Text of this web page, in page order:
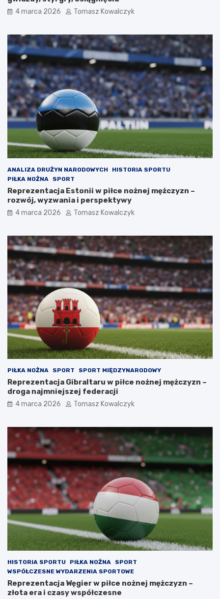
4 marca 2026 Tomasz Kowalczyk
ANALIZA DRUŻYN NARODOWYCH
HISTORIA SPORTU
PIŁKA NOŻNA
SPORT
Reprezentacja Estonii w piłce nożnej mężczyzn –
rozwój, wyzwania i perspektywy
4 marca 2026 Tomasz Kowalczyk
PIŁKA NOŻNA SPORT SPORT MIĘDZYNARODOWY
Reprezentacja Gibraltaru w piłce nożnej mężczyzn –
droga najmniejszej federacji
4 marca 2026 Tomasz Kowalczyk
HISTORIA SPORTU PIŁKA NOŻNA
SPORT
WSPÓŁCZESNE WYDARZENIA SPORTOWE
Reprezentacja Węgier w piłce nożnej mężczyzn –
złota era i czasy współczesne